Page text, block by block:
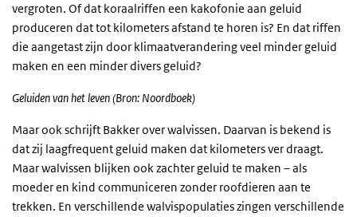
vergroten. Of dat koraalriffen een kakofonie aan geluid
produceren dat tot kilometers afstand te horen is? En dat riffen
die aangetast zijn door klimaatverandering veel minder geluid
maken en een minder divers geluid?
Geluiden van het leven (Bron: Noordboek)
Maar ook schrijft Bakker over walvissen. Daarvan is bekend is
dat zij laagfrequent geluid maken dat kilometers ver draagt.
Maar walvissen blijken ook zachter geluid te maken – als
moeder en kind communiceren zonder roofdieren aan te
trekken. En verschillende walvispopulaties zingen verschillende